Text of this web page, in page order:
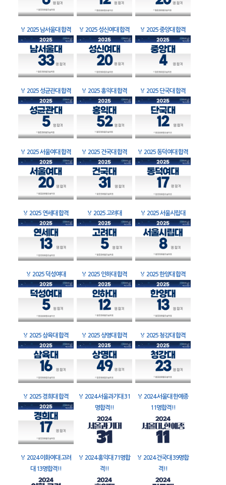
🏅 2025 남서울대 합격 🏅 2025 성신여대 합격 🏅 2025 중앙대 합격
🏅 2025 성균관대 합격 🏅 2025 홍익대 합격 🏅 2025 단국대 합격
🏅 2025 서울여대 합격 🏅 2025 건국대 합격 🏅 2025 동덕여대 합격
🏅 2025 연세대 합격 🏅 2025 고려대 🏅 2025 서울시립대
🏅 2025 덕성여대 🏅 2025 인하대 합격 🏅 2025 한양대 합격
🏅 2025 삼육대 합격 🏅 2025 상명대 합격 🏅 2025 청강대 합격
🏅 2025 경희대 합격 🏅 2024 서울과기대 31
명합격!!
🏅 2024 서울대 한예종
11명합격!!
🏅 2024 이화여대 고려
대 13명합격!!
🏅 2024 홍익대 71명합
격!!
🏅 2024 건국대 39명합
격!!